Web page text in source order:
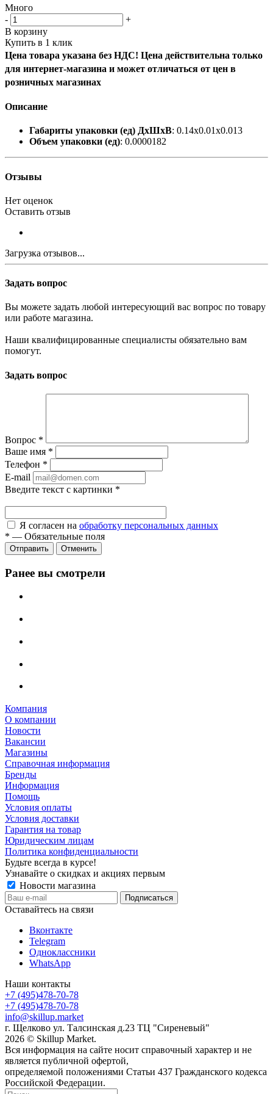
Много
-
+
В корзину
Купить в 1 клик
Цена товара указана без НДС! Цена действительна только
для интернет-магазина и может отличаться от цен в
розничных магазинах
Описание
Габариты упаковки (ед) ДхШхВ: 0.14x0.01x0.013
Объем упаковки (ед): 0.0000182
Отзывы
Нет оценок
Оставить отзыв
Загрузка отзывов...
Задать вопрос
Вы можете задать любой интересующий вас вопрос по товару
или работе магазина.
Наши квалифицированные специалисты обязательно вам
помогут.
Задать вопрос
Вопрос *
Ваше имя *
Телефон *
E-mail
Введите текст с картинки *
Я согласен на обработку персональных данных
* — Обязательные поля
Отправить Отменить
Ранее вы смотрели
Компания
О компании
Новости
Вакансии
Магазины
Справочная информация
Бренды
Информация
Помощь
Условия оплаты
Условия доставки
Гарантия на товар
Юридическим лицам
Политика конфиденциальности
Будьте всегда в курсе!
Узнавайте о скидках и акциях первым
Новости магазина
Оставайтесь на связи
Вконтакте
Telegram
Одноклассники
WhatsApp
Наши контакты
+7 (495)478-70-78
+7 (495)478-70-78
info@skillup.market
г. Щелково ул. Талсинская д.23 ТЦ "Сиреневый"
2026 © Skillup Market.
Вся информация на сайте носит справочный характер и не
является публичной офертой,
определяемой положениями Статьи 437 Гражданского кодекса
Российской Федерации.